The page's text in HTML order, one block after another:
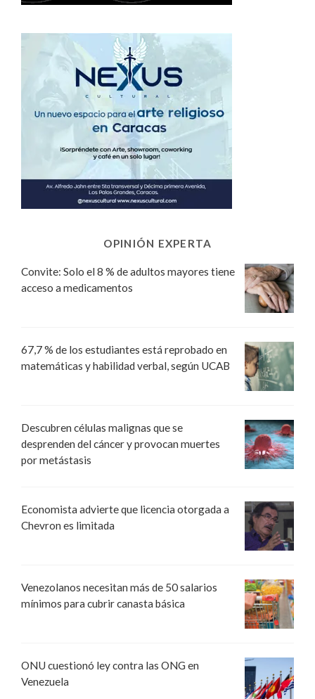
OPINIÓN EXPERTA
Convite: Solo el 8 % de adultos mayores tiene
acceso a medicamentos
67,7 % de los estudiantes está reprobado en
matemáticas y habilidad verbal, según UCAB
Descubren células malignas que se
desprenden del cáncer y provocan muertes
por metástasis
Economista advierte que licencia otorgada a
Chevron es limitada
Venezolanos necesitan más de 50 salarios
mínimos para cubrir canasta básica
ONU cuestionó ley contra las ONG en
Venezuela